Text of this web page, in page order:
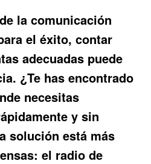
la comunicación
el éxito, contar
adecuadas puede
¿Te has encontrado
necesitas
y sin
solución está más
el radio de